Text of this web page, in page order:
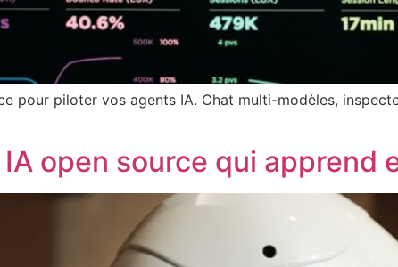
pour piloter vos agents IA. Chat multi-modèles,
open source qui apprend